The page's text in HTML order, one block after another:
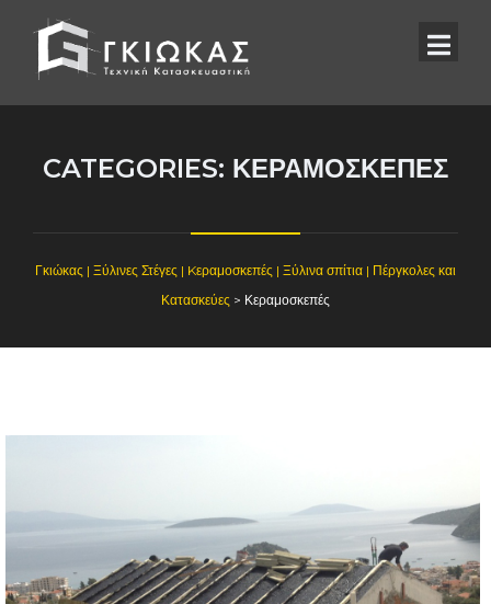
CATEGORIES: ΚΕΡΑΜΟΣΚΕΠΈΣ
Γκιώκας | Ξύλινες Στέγες | Kεραμοσκεπές | Ξύλινα σπίτια | Πέργκολες και
Κατασκεύες > Κεραμοσκεπές